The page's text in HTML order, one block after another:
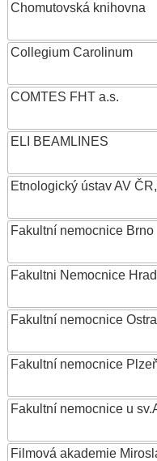
Chomutovská knihovna
Collegium Carolinum
COMTES FHT a.s.
ELI BEAMLINES
Etnologický ústav AV ČR,
Fakultní nemocnice Brno
Fakultni Nemocnice
Fakultní nemocnice
Fakultní nemocnice
Fakultní nemocnice u
Filmová akademie